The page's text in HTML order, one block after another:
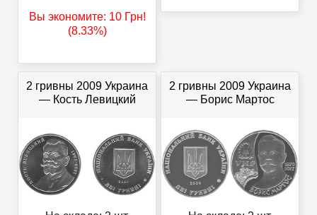
Вы экономите: 10Грн!
(8.33%)
2 гривны 2009 Украина
— Кость Левицкий
2 гривны 2009 Украина
— Борис Мартос